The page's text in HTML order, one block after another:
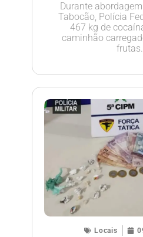
Durante
Tabocão, Polícia
467 kg de
caminhão
Locais